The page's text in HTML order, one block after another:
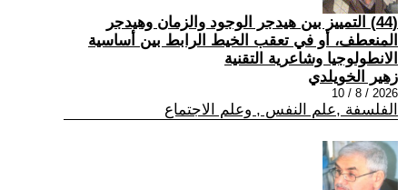
(44) التمييز بين هيدجر الوجود والزمان وهيدجر
المنعطف، أو في تعقب الخيط الرابط بين أساسية
الانطولوجيا وشاعرية التقنية
زهير الخويلدي
2026 / 8 / 10
الفلسفة ,علم النفس , وعلم الاجتماع